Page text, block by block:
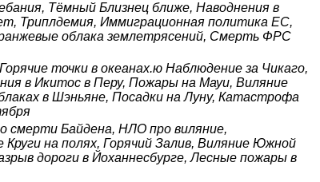
Тёмный Близнец ближе, Наводнения в
Триплдемия, Иммиграционная политика ЕС,
облака землетрясений, Смерть ФРС
точки в океанах.ю Наблюдение за Чикаго,
в Икитос в Перу, Пожары на Мауи, Виляние
в Шэньяне, Посадки на Луну, Катастрофа
смерти Байдена, НЛО про виляние,
на полях, Горячий Залив, Виляние Южной
дороги в Йоханнесбурге, Лесные пожары в